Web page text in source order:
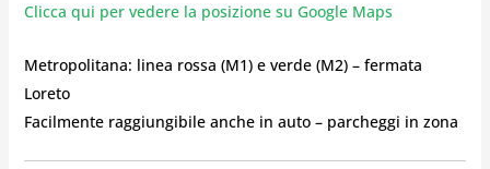
Clicca qui per vedere la posizione su Google Maps
Metropolitana: linea rossa (M1) e verde (M2) – fermata
Loreto
Facilmente raggiungibile anche in auto – parcheggi in zona